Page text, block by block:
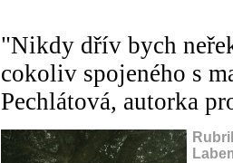
"Nikdy dřív bych
cokoliv spojeného s
Pechlátová, autorka